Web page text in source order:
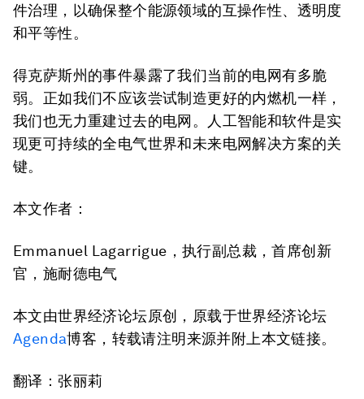
件治理，以确保整个能源领域的互操作性、透明度
和平等性。
得克萨斯州的事件暴露了我们当前的电网有多脆
弱。正如我们不应该尝试制造更好的内燃机一样，
我们也无力重建过去的电网。人工智能和软件是实
现更可持续的全电气世界和未来电网解决方案的关
键。
本文作者：
Emmanuel Lagarrigue，执行副总裁，首席创新
官，施耐德电气
本文由世界经济论坛原创，原载于世界经济论坛
Agenda博客，转载请注明来源并附上本文链接。
翻译：张丽莉